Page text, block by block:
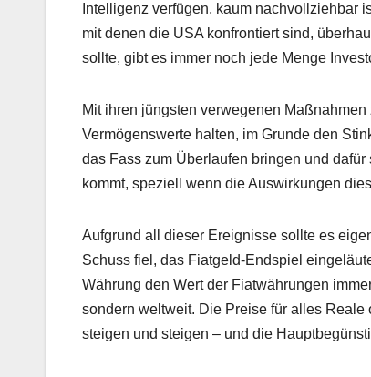
Intelligenz verfügen, kaum nachvollziehbar
mit denen die USA konfrontiert sind,
sollte, gibt es immer noch jede Menge
Mit ihren jüngsten verwegenen
Vermögenswerte halten, im Grunde den
das Fass zum Überlaufen bringen und
kommt, speziell wenn die Auswirkungen
Aufgrund all dieser Ereignisse sollte es
Schuss fiel, das Fiatgeld-Endspiel
Währung den Wert der Fiatwährungen
sondern weltweit. Die Preise für alles
steigen und steigen – und die